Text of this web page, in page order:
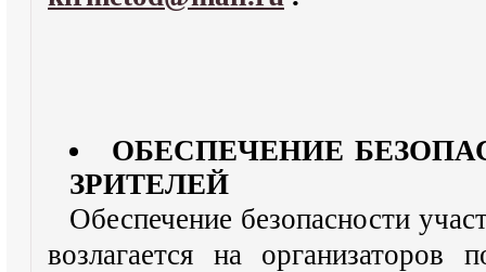
ОБЕСПЕЧЕНИЕ
ЗРИТЕЛЕЙ
Обеспечение безопасности
возлагается на